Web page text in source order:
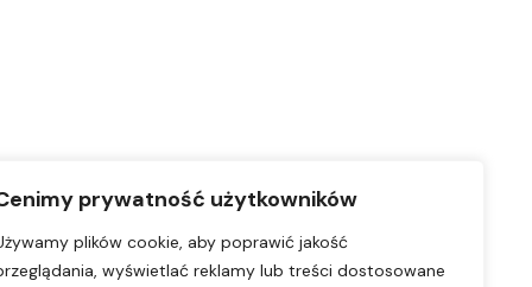
prywatność użytkowników
plików cookie, aby poprawić jakość
wyświetlać reklamy lub treści dostosowane